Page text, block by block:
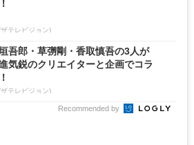
ザテレビジョン)
吾郎・草彅剛・香取慎吾の3人が
気鋭のクリエイターと企画でコラ
ザテレビジョン)
Recommended by